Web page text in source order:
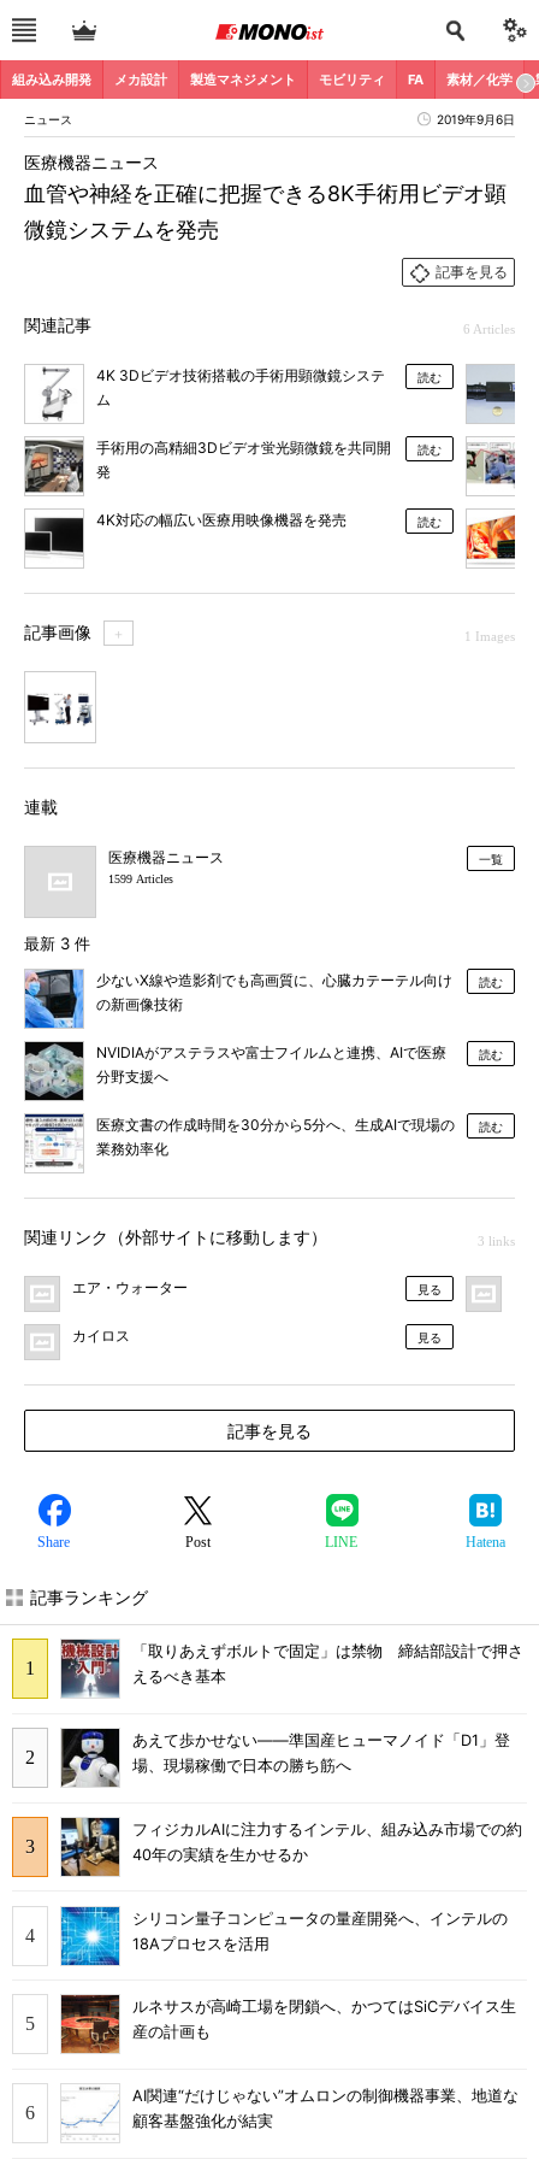
組み込み開発 メカ設計 製造マネジメント モビリティ FA 素材／化学
ニュース 2019年9月6日
血管や神経を正確に把握できる8K手術用ビデオ顕
微鏡システムを発売
医療機器ニュース
記事を見る
関連記事 6 Articles
4K 3Dビデオ技術搭載の手術用顕微鏡システ
ム
読む
手術用の高精細3Dビデオ蛍光顕微鏡を共同開
発
読む
4K対応の幅広い医療用映像機器を発売 読む
記事画像 ＋ 1 Images
連載
医療機器ニュース
1599 Articles
一覧
最新 3 件
少ないX線や造影剤でも高画質に、心臓カテーテル向け
の新画像技術
読む
NVIDIAがアステラスや富士フイルムと連携、AIで医療
分野支援へ
読む
医療文書の作成時間を30分から5分へ、生成AIで現場の
業務効率化
読む
関連リンク（外部サイトに移動します） 3 links
エア・ウォーター 見る
カイロス 見る
記事を見る
Share Post LINE Hatena
記事ランキング
「取りあえずボルトで固定」は禁物 締結部設計で押さ
えるべき基本
あえて歩かせない――準国産ヒューマノイド「D1」登
場、現場稼働で日本の勝ち筋へ
フィジカルAIに注力するインテル、組み込み市場での約
40年の実績を生かせるか
シリコン量子コンピュータの量産開発へ、インテルの
18Aプロセスを活用
ルネサスが高崎工場を閉鎖へ、かつてはSiCデバイス生
産の計画も
AI関連“だけじゃない”オムロンの制御機器事業、地道な
顧客基盤強化が結実